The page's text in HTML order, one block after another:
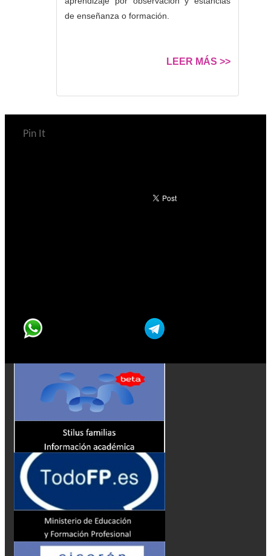
de enseñanza o formación.
LEER MÁS >>
Pin It